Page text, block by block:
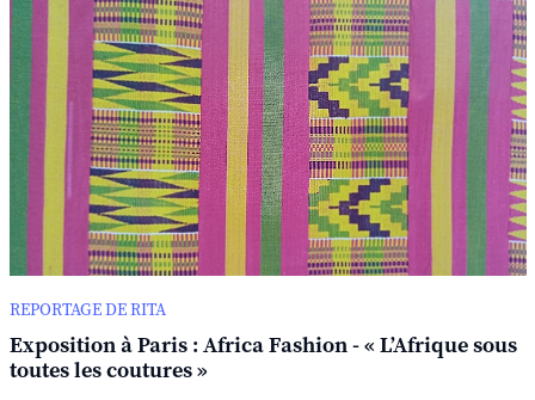
REPORTAGE DE RITA
Exposition à Paris : Africa Fashion - « L’Afrique sous
toutes les coutures »